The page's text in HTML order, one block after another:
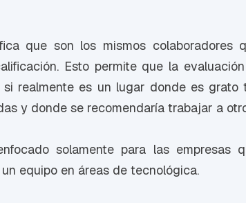
que son los mismos colaboradores
Esto permite que la
realmente es un lugar donde es grato
y donde se recomendaría trabajar a
solamente para las empresas
equipo en áreas de tecnológica.